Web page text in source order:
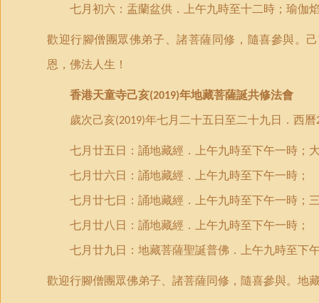
七月初六：盂蘭盆供．上午九時至十二時；瑜伽
歡迎行腳僧團眾佛弟子、諸菩薩同修，隨喜參與。
恩 ，佛法人生！
香港天童寺己亥(2019)年地藏菩薩誕共修法會
歲次己亥(2019)年七月二十五日至二十九日．西曆
七月廿五日：誦地藏經．上午九時至下午一時；
七月廿六日：誦地藏經．上午九時至下午一時；
七月廿七日：誦地藏經．上午九時至下午一時；
七月廿八日：誦地藏經．上午九時至下午一時；
七月廿九日：地藏菩薩聖誕普佛．上午九時至下
歡迎行腳僧團眾佛弟子、諸菩薩同修，隨喜參與。地